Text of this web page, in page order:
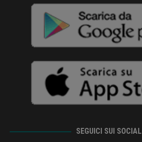
SEGUICI SUI SOCIAL